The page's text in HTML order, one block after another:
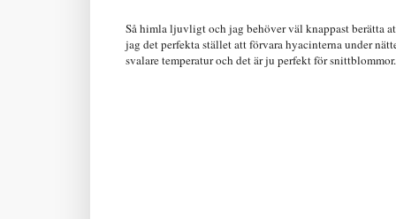
Så himla ljuvligt och jag behöver väl knappast berätta
jag det perfekta stället att förvara hyacinterna under
svalare temperatur och det är ju perfekt för snittblommor.